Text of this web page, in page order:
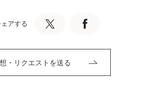
アする
・リクエストを送る